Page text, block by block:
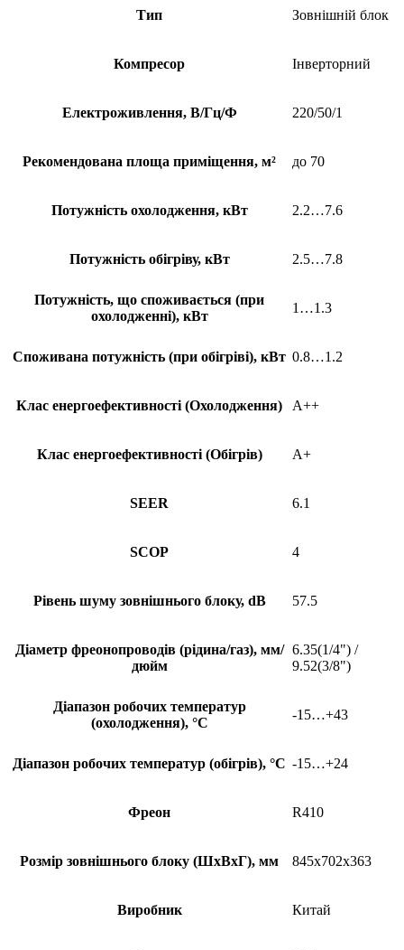
Тип Зовнішній блок
Компресор Інверторний
Електроживлення, В/Гц/Ф 220/50/1
Рекомендована площа приміщення, м² до 70
Потужність охолодження, кВт 2.2…7.6
Потужність обігріву, кВт 2.5…7.8
Потужність, що споживається (при
охолодженні), кВт
1…1.3
Споживана потужність (при обігріві), кВт 0.8…1.2
Клас енергоефективності (Охолодження) A++
Клас енергоефективності (Обігрів) A+
SEER 6.1
SCOP 4
Рівень шуму зовнішнього блоку, dB 57.5
Діаметр фреонопроводів (рідина/газ), мм/
дюйм
6.35(1/4") /
9.52(3/8")
Діапазон робочих температур
(охолодження), °С
-15…+43
Діапазон робочих температур (обігрів), °С -15…+24
Фреон R410
Розмір зовнішнього блоку (ШхВхГ), мм 845x702x363
Виробник Китай